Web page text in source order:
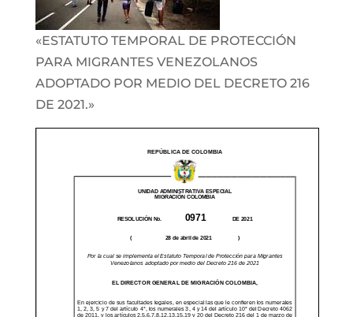
«ESTATUTO TEMPORAL DE PROTECCIÓN
PARA MIGRANTES VENEZOLANOS
ADOPTADO POR MEDIO DEL DECRETO 216
DE 2021.»